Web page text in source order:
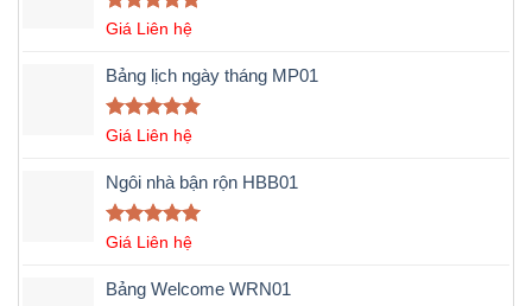
Được xếp
5 sao
Giá Liên hệ
Bảng lịch ngày tháng MP01
Được xếp
5 sao
Giá Liên hệ
Ngôi nhà bận rộn HBB01
Được xếp
5 sao
Giá Liên hệ
Bảng Welcome WRN01